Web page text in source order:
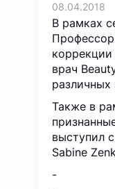
08.04.2018
В рамках
Профессор
коррекции
врач
различных
Также в
выступил
Sabine
-